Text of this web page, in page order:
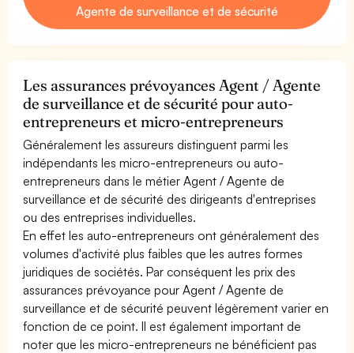
Agente de surveillance et de sécurité
Les assurances prévoyances Agent / Agente
de surveillance et de sécurité pour auto-
entrepreneurs et micro-entrepreneurs
Généralement les assureurs distinguent parmi les
indépendants les micro-entrepreneurs ou auto-
entrepreneurs dans le métier Agent / Agente de
surveillance et de sécurité des dirigeants d'entreprises
ou des entreprises individuelles.
En effet les auto-entrepreneurs ont généralement des
volumes d'activité plus faibles que les autres formes
juridiques de sociétés. Par conséquent les prix des
assurances prévoyance pour Agent / Agente de
surveillance et de sécurité peuvent légèrement varier en
fonction de ce point. Il est également important de
noter que les micro-entrepreneurs ne bénéficient pas